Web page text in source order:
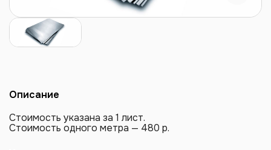
Описание
Стоимость указана за 1 лист.
Стоимость одного метра — 480 р.